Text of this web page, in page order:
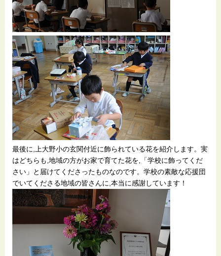
最後に,上大野小の玄関付近に飾られている花を紹介します。実
はどちらも,地域の方がお家で育てた花を,「学校に飾ってくだ
さい」と届けてくださったものなのです。学校の素敵な応援団
でいてくださる地域の皆さんに,本当に感謝しています！